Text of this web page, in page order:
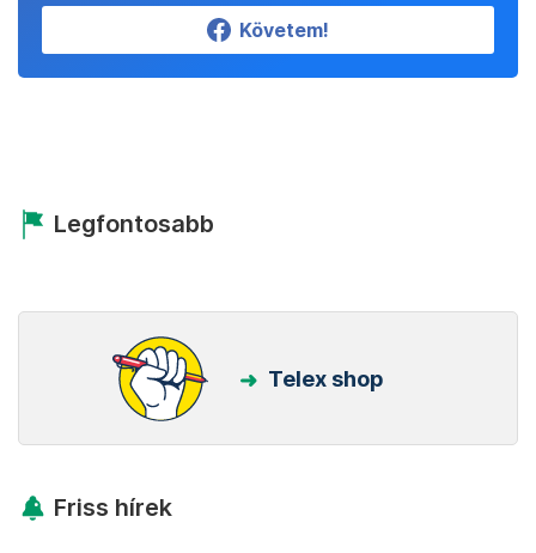
Követem!
Legfontosabb
Telex shop
Friss hírek